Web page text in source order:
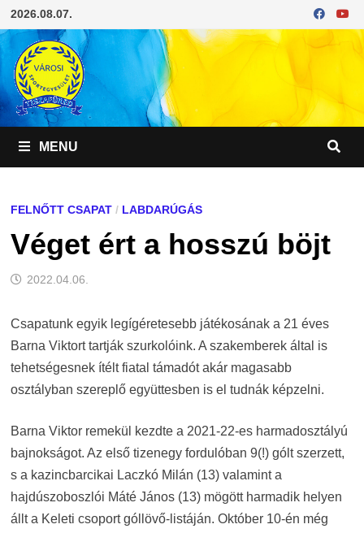
Skip
to
content
2026.08.07.
MENU
FELNŐTT CSAPAT/ LABDARÚGÁS
Véget ért a hosszú böjt
2022.04.06.
Csapatunk egyik legígéretesebb játékosának a 21 éves
Barna Viktort tartják szurkolóink. A szakemberek által is
tehetségesnek ítélt fiatal támadót akár magasabb
osztályban szereplő együttesben is el tudnák képzelni.
Barna Viktor remekül kezdte a 2021-22-es harmadosztályú
bajnokságot. Az első tizenegy fordulóban 9(!) gólt szerzett,
s a kazincbarcikai Laczkó Milán (13) valamint a
hajdúszoboszlói Máté János (13) mögött harmadik helyen
állt a Keleti csoport góllövő-listáján. Október 10-én még